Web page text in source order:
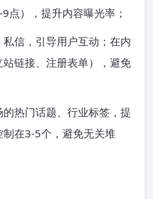
点），提升内容曝光率；
信，引导用户互动；在内
链接、注册表单），避免
热门话题、行业标签，提
在3-5个，避免无关堆